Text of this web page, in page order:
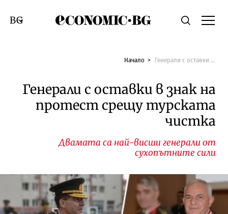
Economic.bgТърсене
Смяна на език
Начало Генерали с оставки в знак на протест срещу турската чистка
Генерали с оставки в знак на
протест срещу турската
чистка
Двамата са най-висши генерали от
сухопътните сили